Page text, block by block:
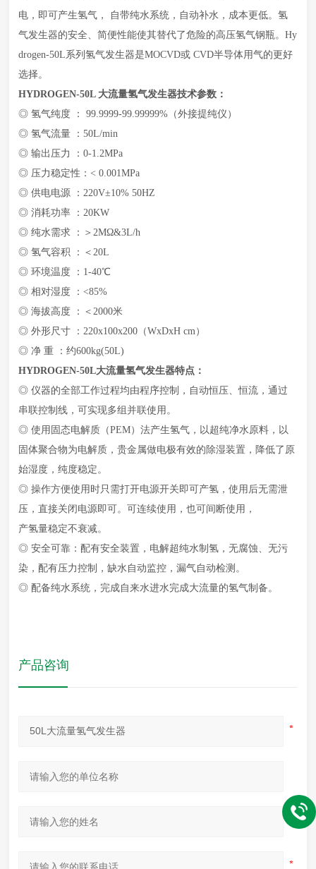
电，即可产生氢气， 自带纯水系统，自动补水 ， 成本更低。氢
气发生器的安全、简便性能使其替代了危险的高压氢气钢瓶。Hy
drogen-50L系列氢气发生器是MOCVD或 CVD半导体用气的更好
选择。
HYDROGEN-50L 大流量氢气发生器技术参数：
◎ 氢气纯度 ： 99.9999-99.99999%（外接提纯仪）
◎ 氢气流量 ：50L/min
◎ 输出压力 ：0-1.2MPa
◎ 压力稳定性：< 0.001MPa
◎ 供电电源 ：220V±10% 50HZ
◎ 消耗功率 ：20KW
◎ 纯水需求 ：＞2MΩ&3L/h
◎ 氢气容积 ：＜20L
◎ 环境温度 ：1-40℃
◎ 相对湿度 ：<85%
◎ 海拔高度 ：＜2000米
◎ 外形尺寸 ：220x100x200（WxDxH cm）
◎ 净 重 ：约600kg(50L)
HYDROGEN-50L大流量氢气发生器特点：
◎ 仪器的全部工作过程均由程序控制，自动恒压、恒流，通过
串联控制线，可实现多组并联使用。
◎ 使用固态电解质（PEM）法产生氢气，以超纯净水原料，以
固体聚合物为电解质，贵金属做电极有效的除湿装置，降低了原
始湿度，纯度稳定。
◎ 操作方便使用时只需打开电源开关即可产氢，使用后无需泄
压，直接关闭电源即可。可连续使用，也可间断使用，
产氢量稳定不衰减。
◎ 安全可靠：配有安全装置，电解超纯水制氢，无腐蚀、无污
染，配有压力控制，缺水自动监控，漏气自动检测。
◎ 配备纯水系统，完成自来水进水完成大流量的氢气制备。
产品咨询